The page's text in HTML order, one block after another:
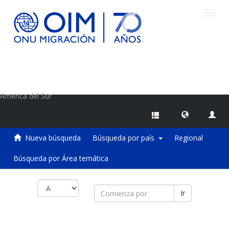
América del Sur
Nueva búsqueda Búsqueda por país Regional
Búsqueda por Área temática
Ir